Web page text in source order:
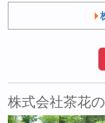
株式会社茶花